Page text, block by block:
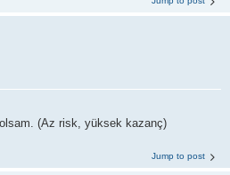
(Az risk, yüksek kazanç)
Jump to post